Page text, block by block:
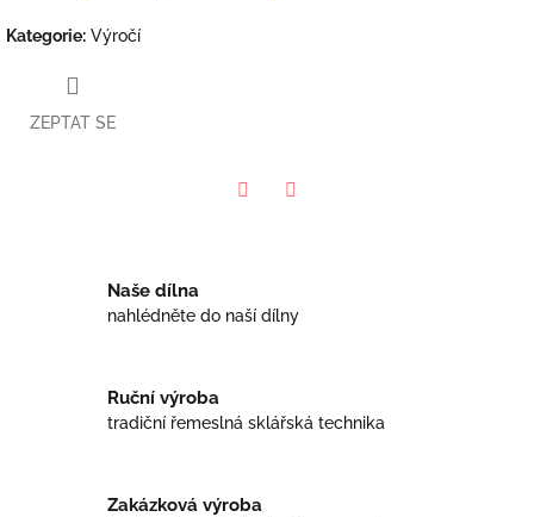
Kategorie: Výročí
ZEPTAT SE
Naše dílna
nahlédněte do naší dílny
Ruční výroba
tradiční řemeslná sklářská technika
Zakázková výroba